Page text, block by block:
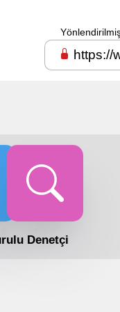
https://
Denetçi